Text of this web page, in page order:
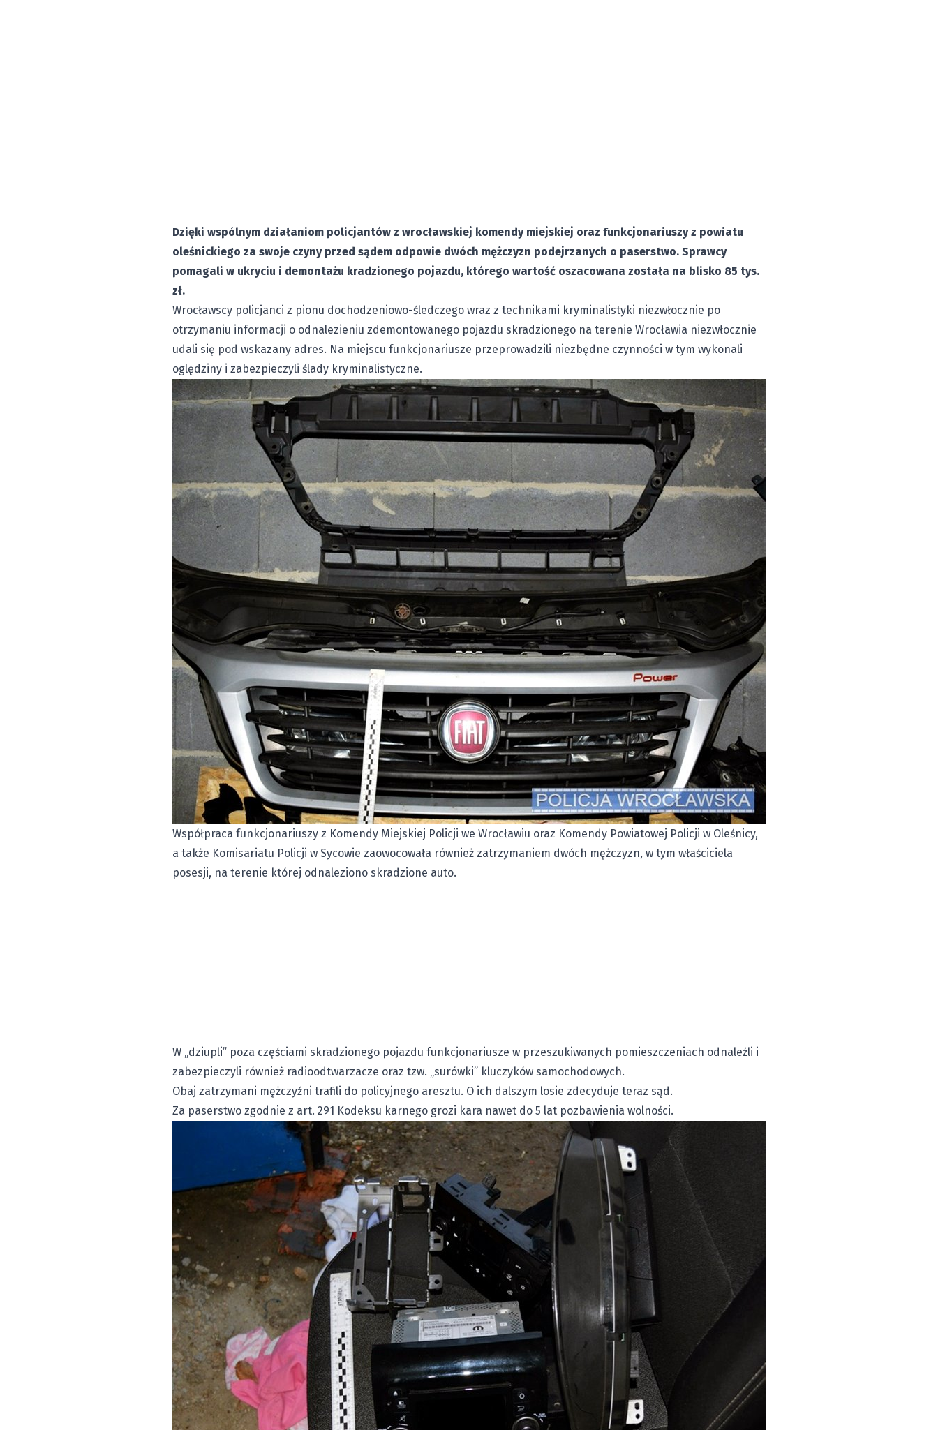
Dzięki wspólnym działaniom policjantów z wrocławskiej komendy miejskiej oraz funkcjonariuszy z powiatu
oleśnickiego za swoje czyny przed sądem odpowie dwóch mężczyzn podejrzanych o paserstwo. Sprawcy
pomagali w ukryciu i demontażu kradzionego pojazdu, którego wartość oszacowana została na blisko 85 tys.
zł.
Wrocławscy policjanci z pionu dochodzeniowo-śledczego wraz z technikami kryminalistyki niezwłocznie po
otrzymaniu informacji o odnalezieniu zdemontowanego pojazdu skradzionego na terenie Wrocławia niezwłocznie
udali się pod wskazany adres. Na miejscu funkcjonariusze przeprowadzili niezbędne czynności w tym wykonali
oględziny i zabezpieczyli ślady kryminalistyczne.
Współpraca funkcjonariuszy z Komendy Miejskiej Policji we Wrocławiu oraz Komendy Powiatowej Policji w Oleśnicy,
a także Komisariatu Policji w Sycowie zaowocowała również zatrzymaniem dwóch mężczyzn, w tym właściciela
posesji, na terenie której odnaleziono skradzione auto.
W „dziupli” poza częściami skradzionego pojazdu funkcjonariusze w przeszukiwanych pomieszczeniach odnaleźli i
zabezpieczyli również radioodtwarzacze oraz tzw. „surówki” kluczyków samochodowych.
Obaj zatrzymani mężczyźni trafili do policyjnego aresztu. O ich dalszym losie zdecyduje teraz sąd.
Za paserstwo zgodnie z art. 291 Kodeksu karnego grozi kara nawet do 5 lat pozbawienia wolności.